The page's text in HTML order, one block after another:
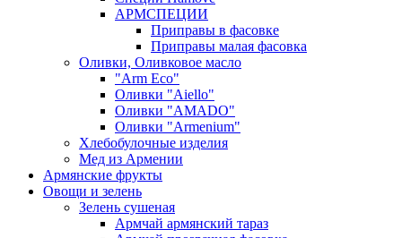
АРМСПЕЦИИ
Приправы в фасовке
Приправы малая фасовка
Оливки, Оливковое масло
"Arm Eco"
Оливки "Aiello"
Оливки "AMADO"
Оливки "Armenium"
Хлебобулочные изделия
Мед из Армении
Армянские фрукты
Овощи и зелень
Зелень сушеная
Армчай армянский тараз